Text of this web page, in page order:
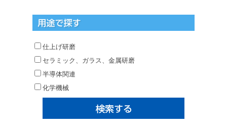
仕上げ研磨
セラミック、ガラス、金属研磨
半導体関連
化学機械